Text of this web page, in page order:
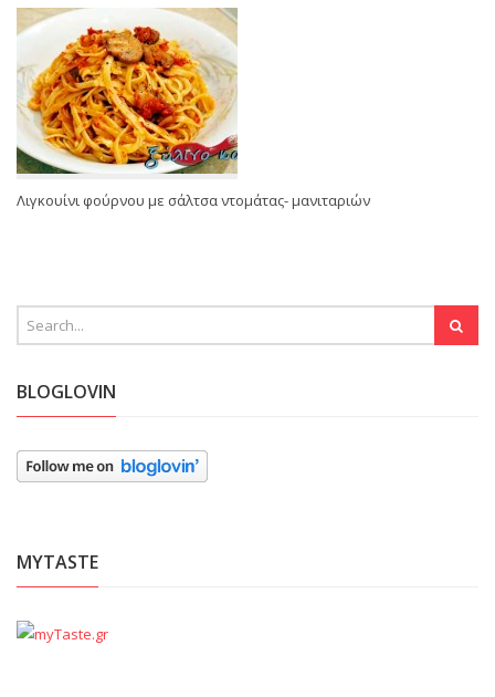
Λιγκουίνι φούρνου με σάλτσα ντομάτας- μανιταριών
BLOGLOVIN
MYTASTE